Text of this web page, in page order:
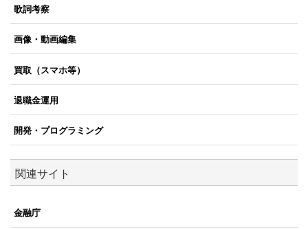
歌詞考察
画像・動画編集
買取（スマホ等）
退職金運用
開発・プログラミング
関連サイト
金融庁